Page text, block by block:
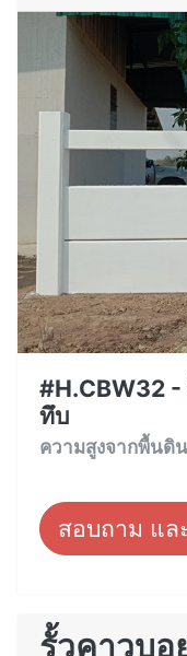
#H.CBW32 -
ทึบ
ความสูงจากพื้นดิ
สอบถาม แล
รั้วคาวบอ